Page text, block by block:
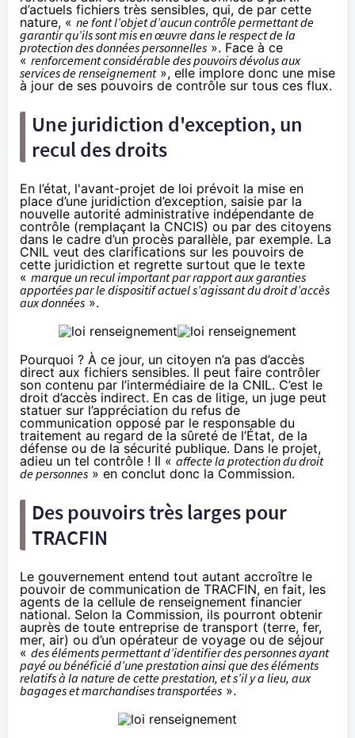
d’actuels fichiers très sensibles, qui, de par cette
nature, « ne font l’objet d’aucun contrôle permettant de
garantir qu’ils sont mis en œuvre dans le respect de la
protection des données personnelles ». Face à ce
« renforcement considérable des pouvoirs dévolus aux
services de renseignement», elle implore donc une mise
à jour de ses pouvoirs de contrôle sur tous ces flux.
Une juridiction d'exception, un
recul des droits
En l’état, l'avant-projet de loi prévoit la mise en
place d’une juridiction d’exception, saisie par la
nouvelle autorité administrative indépendante de
contrôle (remplaçant la CNCIS) ou par des citoyens
dans le cadre d’un procès parallèle, par exemple. La
CNIL veut des clarifications sur les pouvoirs de
cette juridiction et regrette surtout que le texte
« marque un recul important par rapport aux garanties
apportées par le dispositif actuel s’agissant du droit d’accès
aux données ».
Pourquoi ? À ce jour, un citoyen n’a pas d’accès
direct aux fichiers sensibles. Il peut faire contrôler
son contenu par l’intermédiaire de la CNIL. C’est le
droit d’accès indirect. En cas de litige, un juge peut
statuer sur l’appréciation du refus de
communication opposé par le responsable du
traitement au regard de la sûreté de l’État, de la
défense ou de la sécurité publique. Dans le projet,
adieu un tel contrôle ! Il « affecte la protection du droit
de personnes » en conclut donc la Commission.
Des pouvoirs très larges pour
TRACFIN
Le gouvernement entend tout autant accroître le
pouvoir de communication de TRACFIN, en fait, les
agents de la cellule de renseignement financier
national. Selon la Commission, ils pourront obtenir
auprès de toute entreprise de transport (terre, fer,
mer, air) ou d’un opérateur de voyage ou de séjour
« des éléments permettant d’identifier des personnes ayant
payé ou bénéficié d’une prestation ainsi que des éléments
relatifs à la nature de cette prestation, et s’il y a lieu, aux
bagages et marchandises transportées ».